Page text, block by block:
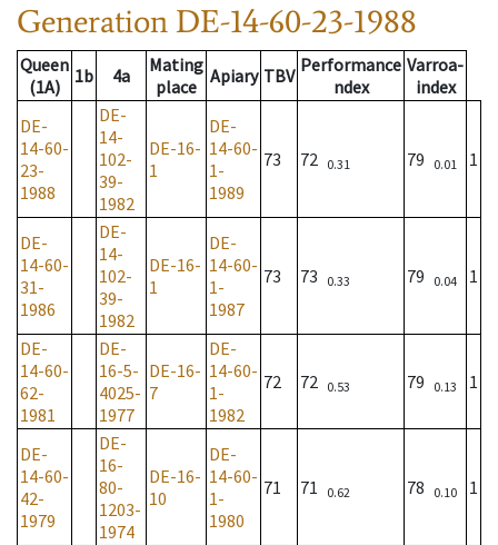
Generation DE-14-60-23-1988
Queen
(1A)
1b 4a
Mating
place Apiary TBV Performance
ndex
Varroa-
index
DE-
14-60-
23-
1988
DE-
14-
102-
39-
1982
DE-16-
1
DE-
14-60-
1-
1989
73 72 0.31 79 0.01 1
DE-
14-60-
31-
1986
DE-
14-
102-
39-
1982
DE-16-
1
DE-
14-60-
1-
1987
73 73 0.33 79 0.04 1
DE-
14-60-
62-
1981
DE-
16-5-
4025-
1977
DE-16-
7
DE-
14-60-
1-
1982
72 72 0.53 79 0.13 1
DE-
14-60-
42-
1979
DE-
16-
80-
1203-
1974
DE-16-
10
DE-
14-60-
1-
1980
71 71 0.62 78 0.10 1